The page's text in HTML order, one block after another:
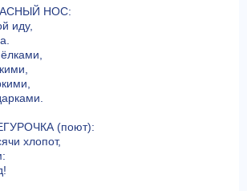
НОС:
иду,
(поют):
хлопот,